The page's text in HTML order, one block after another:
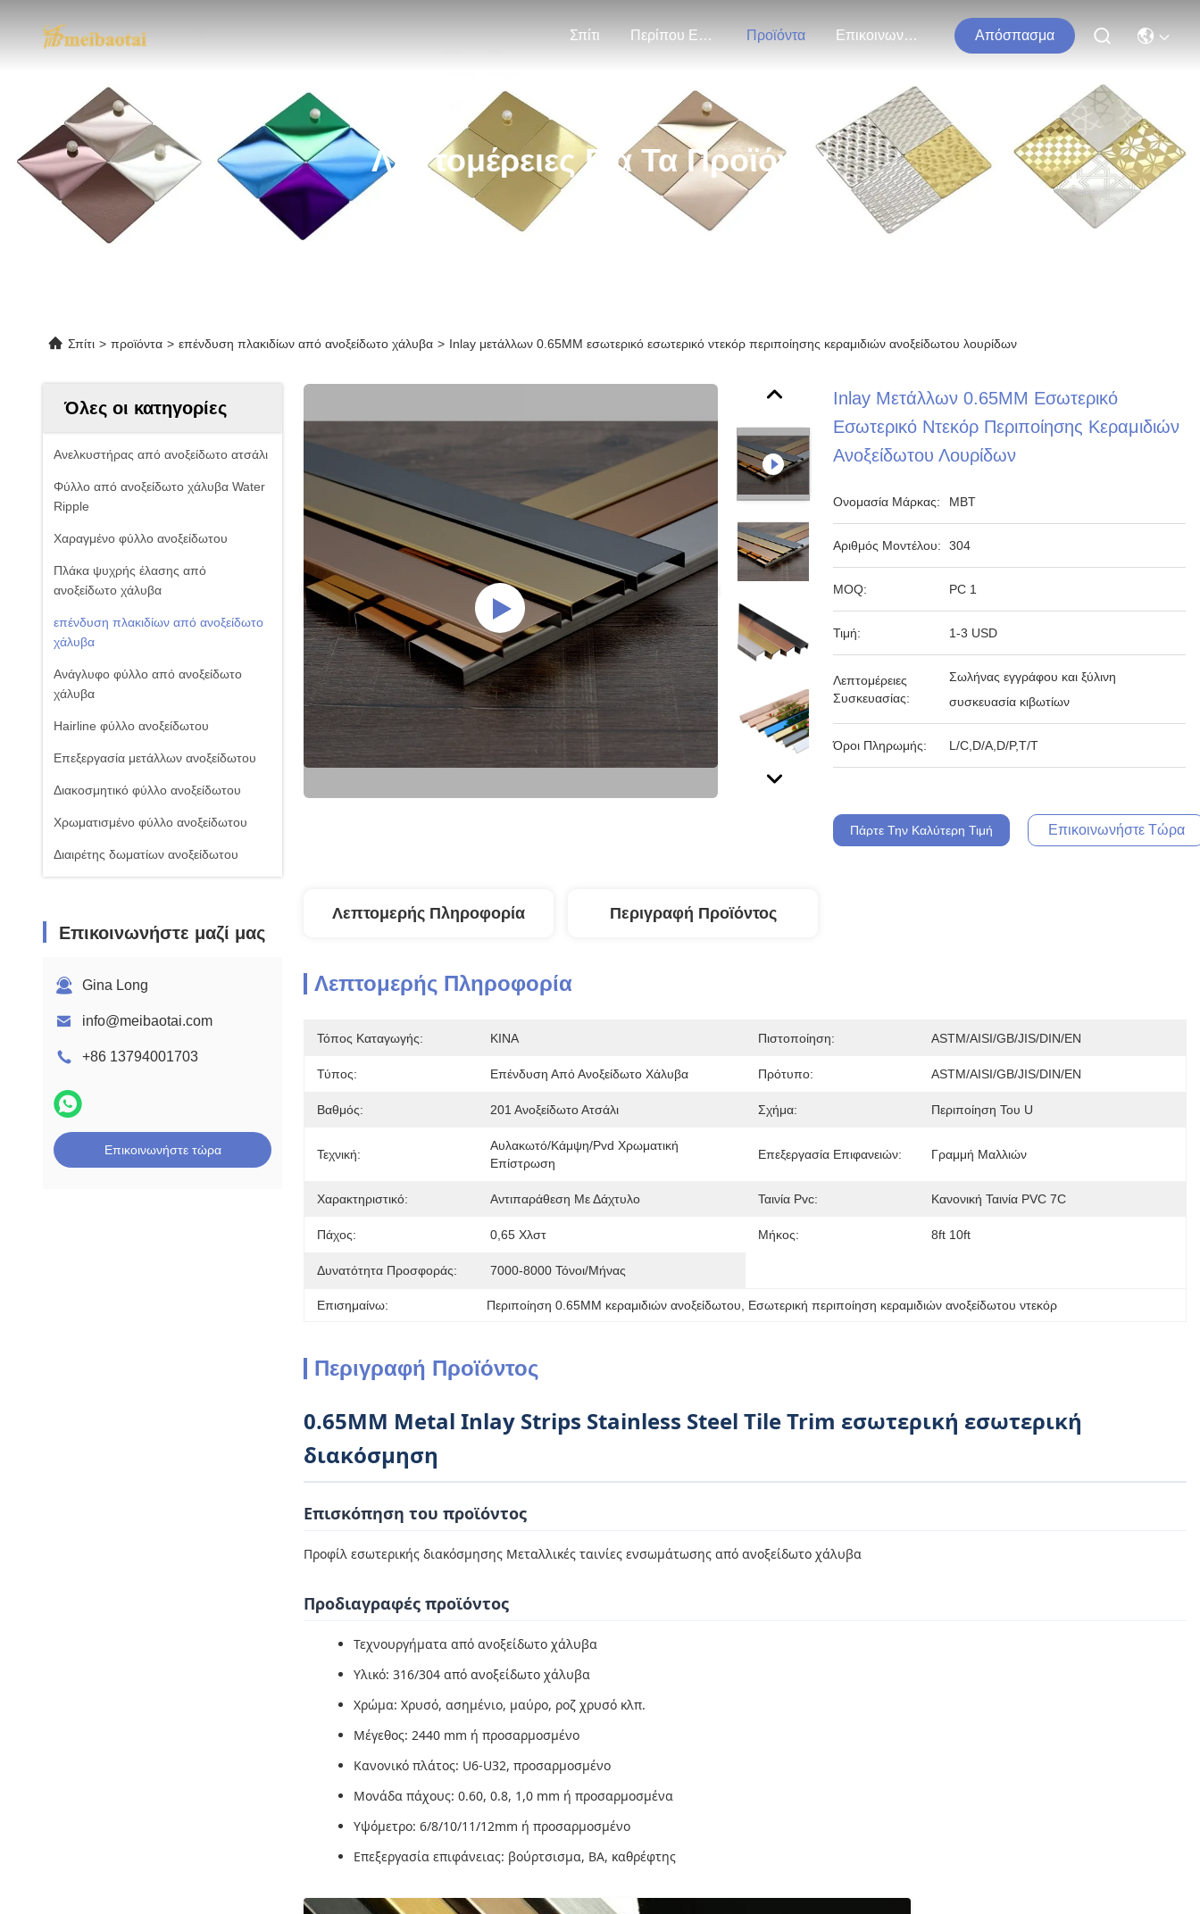
Σπίτι Περίπου Εμείς Προϊόντα Επικοινωνήστε Μαζί Μας Απόσπασμα
Λεπτομέρειες Για Τα Προϊόντα
Σπίτι > προϊόντα > επένδυση πλακιδίων από ανοξείδωτο χάλυβα > Inlay μετάλλων 0.65MM εσωτερικό εσωτερικό ντεκόρ περιποίησης κεραμιδιών ανοξείδωτου λουρίδων
Όλες οι κατηγορίες
Ανελκυστήρας από ανοξείδωτο ατσάλι
Φύλλο από ανοξείδωτο χάλυβα Water
Ripple
Χαραγμένο φύλλο ανοξείδωτου
Πλάκα ψυχρής έλασης από
ανοξείδωτο χάλυβα
επένδυση πλακιδίων από ανοξείδωτο
χάλυβα
Ανάγλυφο φύλλο από ανοξείδωτο
χάλυβα
Hairline φύλλο ανοξείδωτου
Επεξεργασία μετάλλων ανοξείδωτου
Διακοσμητικό φύλλο ανοξείδωτου
Χρωματισμένο φύλλο ανοξείδωτου
Διαιρέτης δωματίων ανοξείδωτου
Επικοινωνήστε μαζί μας
Gina Long
info@meibaotai.com
+86 13794001703
Επικοινωνήστε τώρα
Inlay Μετάλλων 0.65MM Εσωτερικό
Εσωτερικό Ντεκόρ Περιποίησης Κεραμιδιών
Ανοξείδωτου Λουρίδων
Ονομασία Μάρκας: MBT
Αριθμός Μοντέλου: 304
MOQ: PC 1
Τιμή: 1-3 USD
Λεπτομέρειες
Συσκευασίας:
Σωλήνας εγγράφου και ξύλινη
συσκευασία κιβωτίων
Όροι Πληρωμής: L/C,D/A,D/P,T/T
Πάρτε Την Καλύτερη Τιμή Επικοινωνήστε Τώρα
Λεπτομερής Πληροφορία Περιγραφή Προϊόντος
Λεπτομερής Πληροφορία
Τόπος Καταγωγής: ΚΙΝΑ Πιστοποίηση: ASTM/AISI/GB/JIS/DIN/EN
Τύπος: Επένδυση Από Ανοξείδωτο Χάλυβα Πρότυπο: ASTM/AISI/GB/JIS/DIN/EN
Βαθμός: 201 Ανοξείδωτο Ατσάλι Σχήμα: Περιποίηση Του U
Τεχνική:
Αυλακωτό/κάμψη/pvd Χρωματική
Επίστρωση
Επεξεργασία Επιφανειών: Γραμμή Μαλλιών
Χαρακτηριστικό: Αντιπαράθεση Με Δάχτυλο Ταινία Pvc: Κανονική Ταινία PVC 7C
Πάχος: 0,65 Χλστ Μήκος: 8ft 10ft
Δυνατότητα Προσφοράς: 7000-8000 Τόνοι/μήνας
Επισημαίνω: Περιποίηση 0.65MM κεραμιδιών ανοξείδωτου Εσωτερική περιποίηση κεραμιδιών ανοξείδωτου ντεκόρ
Περιγραφή Προϊόντος
0.65MM Metal Inlay Strips Stainless Steel Tile Trim εσωτερική εσωτερική
διακόσμηση
Επισκόπηση του προϊόντος
Προφίλ εσωτερικής διακόσμησης Μεταλλικές ταινίες ενσωμάτωσης από ανοξείδωτο χάλυβα
Προδιαγραφές προϊόντος
Τεχνουργήματα από ανοξείδωτο χάλυβα
Υλικό: 316/304 από ανοξείδωτο χάλυβα
Χρώμα: Χρυσό, ασημένιο, μαύρο, ροζ χρυσό κλπ.
Μέγεθος: 2440 mm ή προσαρμοσμένο
Κανονικό πλάτος: U6-U32, προσαρμοσμένο
Μονάδα πάχους: 0.60, 0.8, 1,0 mm ή προσαρμοσμένα
Υψόμετρο: 6/8/10/11/12mm ή προσαρμοσμένο
Επεξεργασία επιφάνειας: βούρτσισμα, BA, καθρέφτης